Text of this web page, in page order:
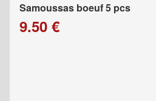
Samoussas boeuf 5 pcs
9.50 €